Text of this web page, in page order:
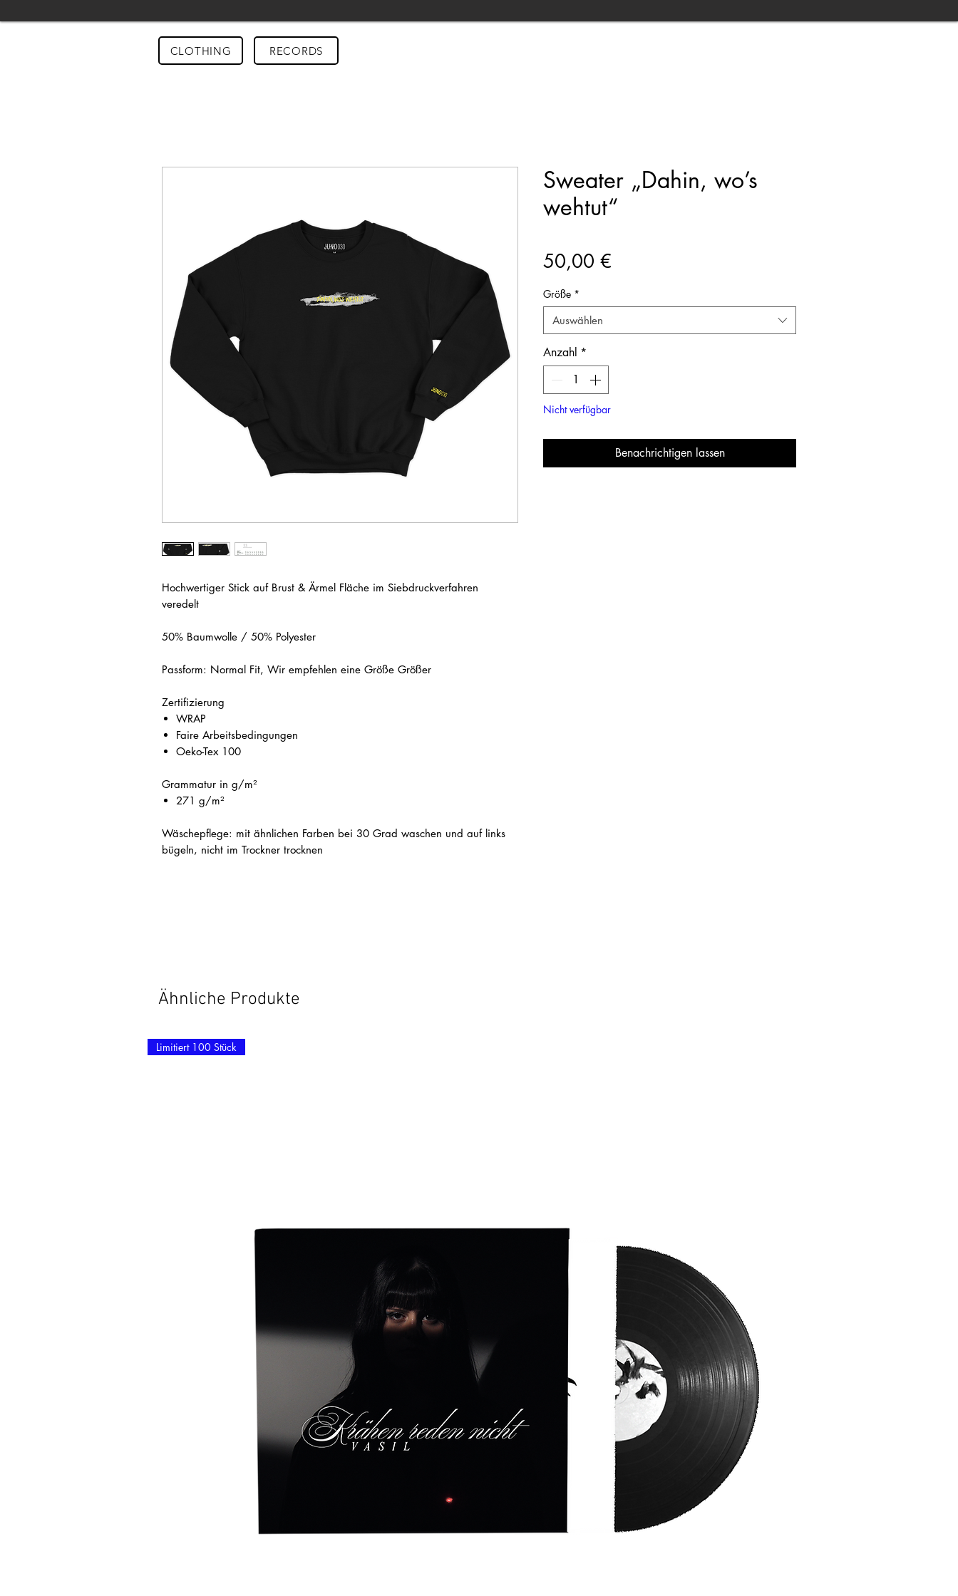
CLOTHING RECORDS
Hochwertiger Stick auf Brust & Ärmel Fläche im Siebdruckverfahren
veredelt
50% Baumwolle / 50% Polyester
Passform: Normal Fit, Wir empfehlen eine Größe Größer
Zertifizierung
WRAP
Faire Arbeitsbedingungen
Oeko-Tex 100
Grammatur in g/m²
271 g/m²
Wäschepflege: mit ähnlichen Farben bei 30 Grad waschen und auf links
bügeln, nicht im Trockner trocknen
Sweater „Dahin, wo’s
wehtut“
50,00 €
Größe *
Auswählen
Anzahl *
Nicht verfügbar
Benachrichtigen lassen
Ähnliche Produkte
Limitiert 100 Stück